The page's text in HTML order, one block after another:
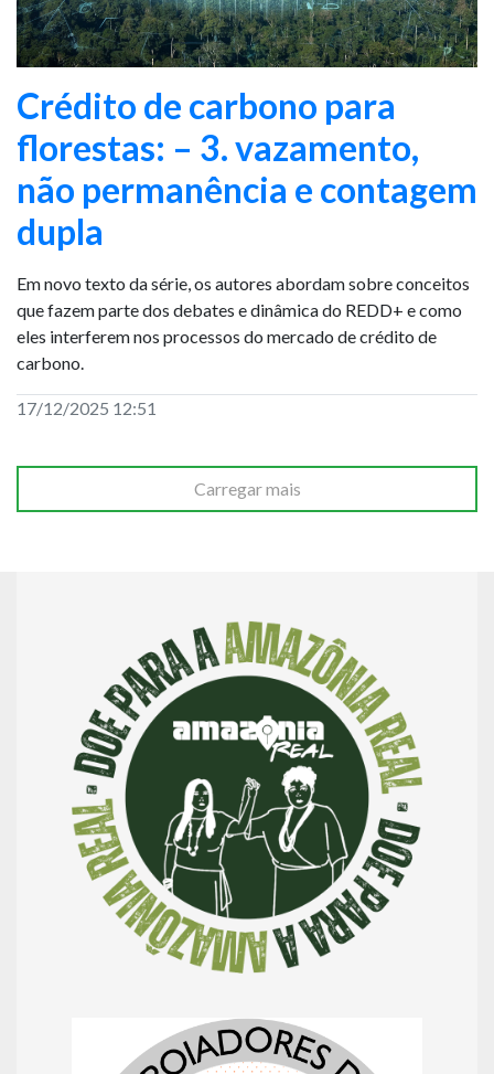
Crédito de carbono para
florestas: – 3. vazamento,
não permanência e contagem
dupla
Em novo texto da série, os autores abordam sobre conceitos
que fazem parte dos debates e dinâmica do REDD+ e como
eles interferem nos processos do mercado de crédito de
carbono.
17/12/2025 12:51
Carregar mais